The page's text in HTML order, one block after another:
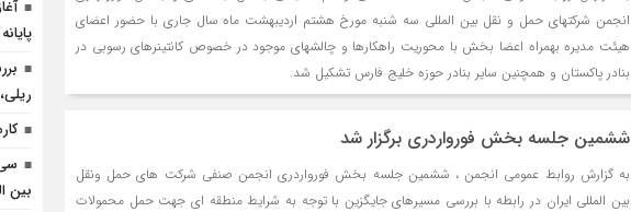
انجمن شرکتهای حمل و نقل بین المللی سه شنبه مورخ هشتم اردیبهشت ماه سال جاری با حضور اعضای
هیئت مدیره بهمراه اعضا بخش با محوریت راهکارها و چالشهای موجود در خصوص کانتینرهای رسوبی در
بنادر پاکستان و همچنین سایر بنادر حوزه خلیج فارس تشکیل شد.
ششمین جلسه بخش فورواردری برگزار شد
به گزارش روابط عمومی انجمن ، ششمین جلسه بخش فورواردری انجمن صنفی شرکت های حمل ونقل
بین المللی ایران در رابطه با بررسی مسیرهای جایگزین با توجه به شرایط منطقه ای جهت حمل محمولات
بین